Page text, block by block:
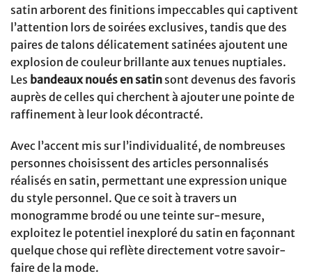
satin arborent des finitions impeccables qui captivent
l’attention lors de soirées exclusives, tandis que des
paires de talons délicatement satinées ajoutent une
explosion de couleur brillante aux tenues nuptiales.
Les bandeaux noués en satin sont devenus des favoris
auprès de celles qui cherchent à ajouter une pointe de
raffinement à leur look décontracté.
Avec l’accent mis sur l’individualité, de nombreuses
personnes choisissent des articles personnalisés
réalisés en satin, permettant une expression unique
du style personnel. Que ce soit à travers un
monogramme brodé ou une teinte sur-mesure,
exploitez le potentiel inexploré du satin en façonnant
quelque chose qui reflète directement votre savoir-
faire de la mode.